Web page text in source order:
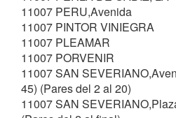
11007 PERU,Avenida
11007 PINTOR VINIEGRA
11007 PLEAMAR
11007 PORVENIR
11007 SAN
45) (Pares del 2 al 20)
11007 SAN